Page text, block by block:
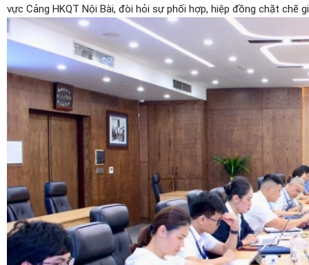
vực Cảng HKQT Nội Bài, đòi hỏi sự phối hợp, hiệp đồng chặt chẽ